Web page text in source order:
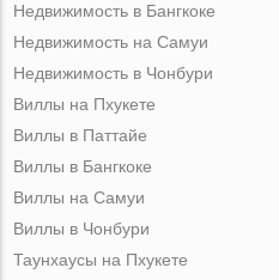
Недвижимость в Бангкоке
Недвижимость на Самуи
Недвижимость в Чонбури
Виллы на Пхукете
Виллы в Паттайе
Виллы в Бангкоке
Виллы на Самуи
Виллы в Чонбури
Таунхаусы на Пхукете